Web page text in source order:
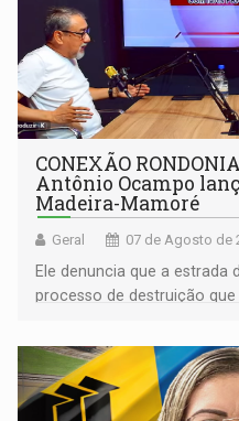
CONEXÃO
Antônio Ocampo
Madeira-Mamoré
Geral 07 de Agosto de
Ele denuncia que a
processo de destruição